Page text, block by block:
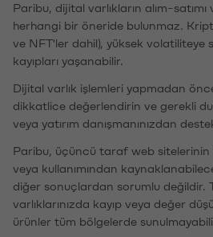
Paribu, dijital varlıkların alım-
herhangi bir öneride bulunmaz.
ve NFT'ler dahil), yüksek volatiliteye
kayıpları yaşanabilir.
Dijital varlık işlemleri yapmadan
dikkatlice değerlendirin ve gerekli
veya yatırım danışmanınızdan
Paribu, üçüncü taraf web sitelerinin
veya kullanımından
diğer sonuçlardan sorumlu değildir.
varlıklarınızda kayıp veya değer
ürünler tüm bölgelerde